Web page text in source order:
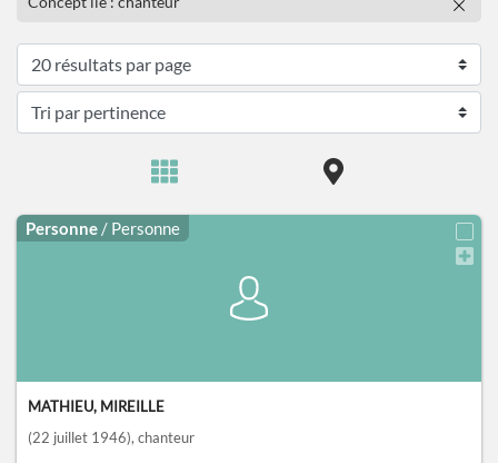
Personne / Personne
MATHIEU, MIREILLE
(22 juillet 1946), chanteur